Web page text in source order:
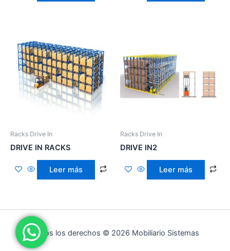
Racks Drive In
DRIVE IN RACKS
Leer más
Racks Drive In
DRIVE IN2
Leer más
Todos los derechos © 2026 Mobiliario Sistemas